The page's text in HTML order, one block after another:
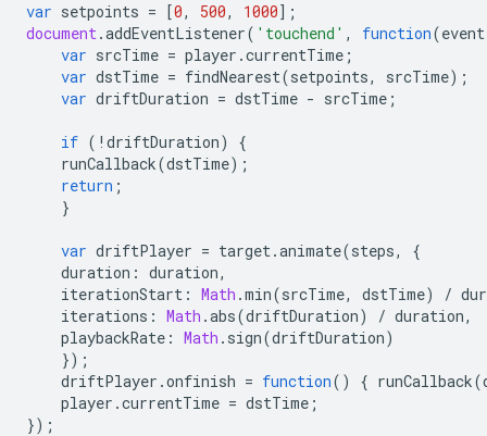
var setpoints = [0, 500, 1000];
document.addEventListener( 'touchend' , function(event
var srcTime = player .currentTime ;
var dstTime = findNearest(setpoints, srcTime);
var driftDuration = dstTime - srcTime ;
if ( ! driftDuration)
{
runCallback(dstTime);
return ;
}
var driftPlayer = target.animate(steps,
{
duration : duration,
iterationStart : Math .min(srcTime, dstTime) /
iterations : Math .abs(driftDuration) / duration,
playbackRate : Math . sign(driftDuration)
});
driftPlayer .onfinish = function() { runCallback(
player .currentTime = dstTime ;
});